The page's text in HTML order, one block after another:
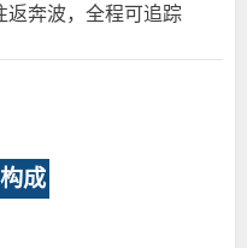
返奔波，全程可追踪
成